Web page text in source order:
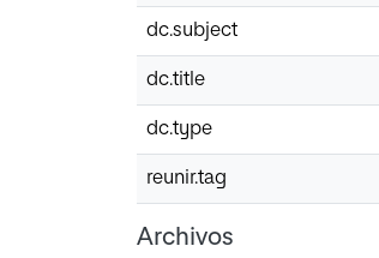
dc.subject
dc.title
dc.type
reunir.tag
Archivos